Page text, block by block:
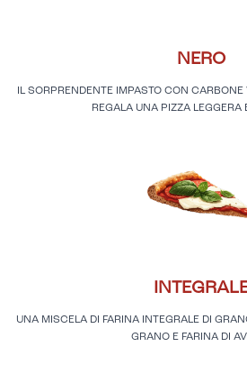
NERO
IL SORPRENDENTE IMPASTO CON
REGALA UNA PIZZA LEGGERA
UNA MISCELA DI FARINA INTEGRALE DI
GRANO E FARINA DI